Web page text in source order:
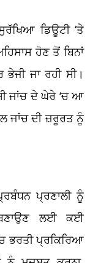
ਡਿਊਟੀ ‘ਤੇ
ਹੋਣ ਤੋਂ ਬਿਨਾਂ
ਜਾ ਰਹੀ ਸੀ।
ਜਾਂਚ ਦੇ ਘੇਰੇ ‘ਚ ਆ
ਜਾਂਚ ਦੀ ਜ਼ਰੂਰਤ ਨੂੰ
ਪ੍ਰਣਾਲੀ ਨੂੰ
ਬਣਾਉਣ ਲਈ ਕਈ
ਭਰਤੀ ਪ੍ਰਕਿਰਿਆ